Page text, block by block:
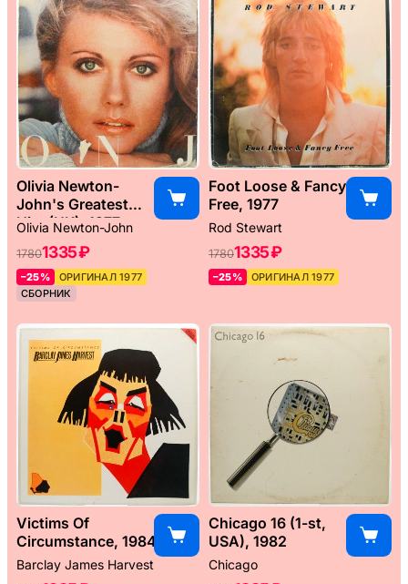
Olivia Newton-
John's Greatest
Hits (UK), 1977
Olivia Newton-John
17801335 ₽
–25%
ОРИГИНАЛ 1977
СБОРНИК
Foot Loose & Fancy
Free, 1977
Rod Stewart
17801335 ₽
–25% ОРИГИНАЛ 1977
Victims Of
Circumstance, 1984
Barclay James Harvest
Chicago 16 (1-st,
USA), 1982
Chicago